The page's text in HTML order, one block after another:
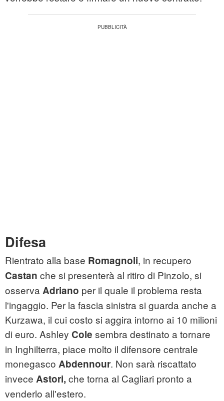
Difesa
Rientrato alla base Romagnoli, in recupero
Castan che si presenterà al ritiro di Pinzolo, si
osserva Adriano per il quale il problema resta
l'ingaggio. Per la fascia sinistra si guarda anche a
Kurzawa, il cui costo si aggira intorno ai 10 milioni
di euro. Ashley Cole sembra destinato a tornare
in Inghilterra, piace molto il difensore centrale
monegasco Abdennour. Non sarà riscattato
invece Astori, che torna al Cagliari pronto a
venderlo all'estero.